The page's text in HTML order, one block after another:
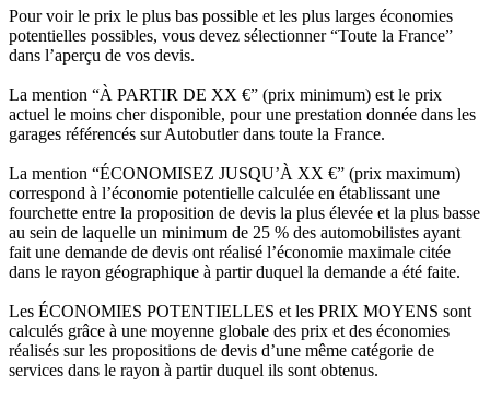
Pour voir le prix le plus bas possible et les plus larges économies
potentielles possibles, vous devez sélectionner “Toute la France”
dans l’aperçu de vos devis.
La mention “À PARTIR DE XX €” (prix minimum) est le prix
actuel le moins cher disponible, pour une prestation donnée dans les
garages référencés sur Autobutler dans toute la France.
La mention “ÉCONOMISEZ JUSQU’À XX €” (prix maximum)
correspond à l’économie potentielle calculée en établissant une
fourchette entre la proposition de devis la plus élevée et la plus basse
au sein de laquelle un minimum de 25 % des automobilistes ayant
fait une demande de devis ont réalisé l’économie maximale citée
dans le rayon géographique à partir duquel la demande a été faite.
Les ÉCONOMIES POTENTIELLES et les PRIX MOYENS sont
calculés grâce à une moyenne globale des prix et des économies
réalisés sur les propositions de devis d’une même catégorie de
services dans le rayon à partir duquel ils sont obtenus.